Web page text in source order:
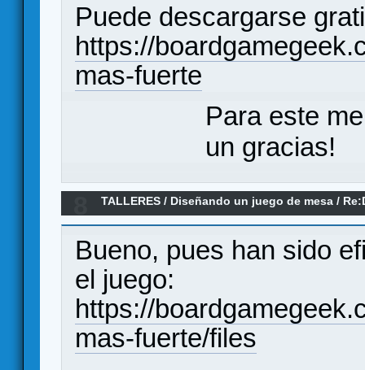
Puede descargarse
https://
mas-fuerte
Para este
un gracias!
TALLERES / Diseñando un juego de mesa /
Bueno, pues han sido
el juego:
https://
mas-fuerte/files